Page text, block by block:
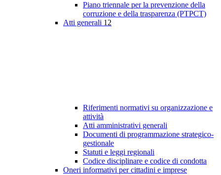
Piano triennale per la prevenzione della
corruzione e della trasparenza (PTPCT)
Atti generali 12
Riferimenti normativi su organizzazione e
attività
Atti amministrativi generali
Documenti di programmazione strategico-
gestionale
Statuti e leggi regionali
Codice disciplinare e codice di condotta
Oneri informativi per cittadini e imprese